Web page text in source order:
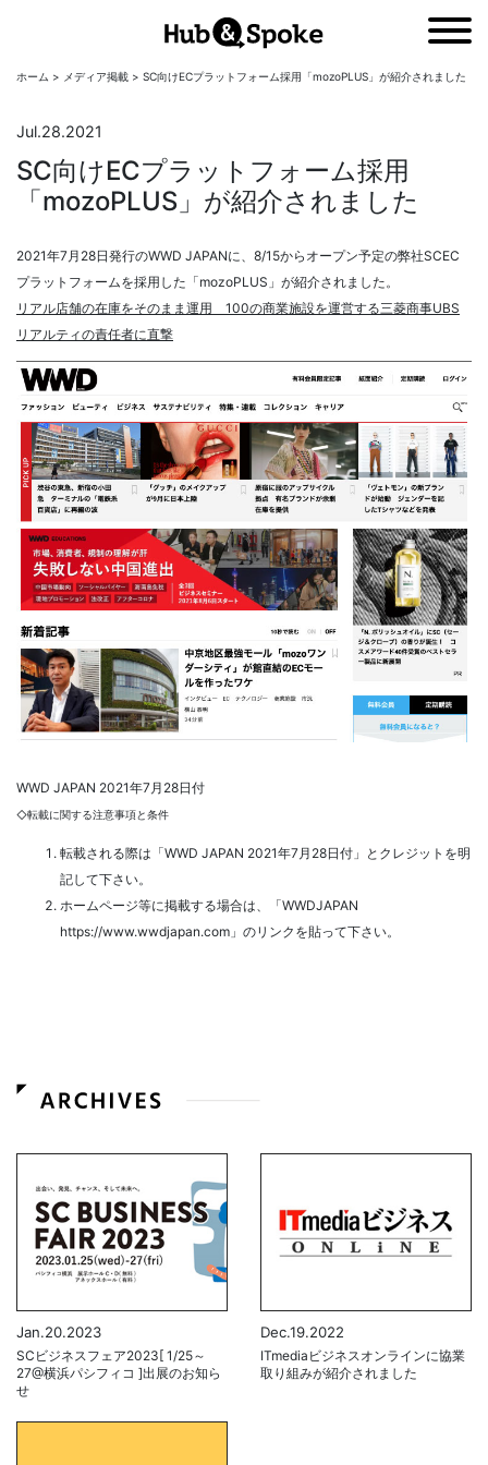
COMPANY 会社概要
MEMBERS
CONCEPT コンセプト
SERVICE
PRIVACY POLICY プライバシーポリシー
SECURITY POLICY
ホーム > メディア掲載 > SC向けECプラットフォーム採用「mozoPLUS」が紹介されました
Jul.28.2021
SC向けECプラットフォーム採用
「mozoPLUS」が紹介されました
2021年7月28日発行のWWD JAPANに、8/15からオープン予定の弊社SCEC
プラットフォームを採用した「mozoPLUS」が紹介されました。
リアル店舗の在庫をそのまま運用 100の商業施設を運営する三菱商事UBS
リアルティの責任者に直撃
WWD JAPAN 2021年7月28日付
◇転載に関する注意事項と条件
転載される際は「WWD JAPAN 2021年7月28日付」とクレジットを明
記して下さい。
ホームページ等に掲載する場合は、「WWDJAPAN
https://www.wwdjapan.com 」のリンクを貼って下さい。
Jan.20.2023
SCビジネスフェア2023[ 1/25～
27@横浜パシフィコ ]出展のお知ら
せ
Dec.19.2022
ITmediaビジネスオンラインに協業
取り組みが紹介されました